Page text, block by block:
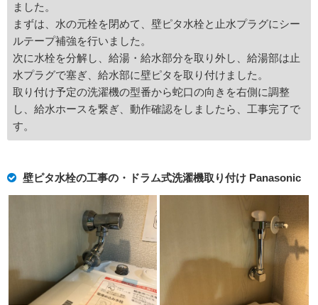
ました。
まずは、水の元栓を閉めて、壁ピタ水栓と止水プラグにシー
ルテープ補強を行いました。
次に水栓を分解し、給湯・給水部分を取り外し、給湯部は止
水プラグで塞ぎ、給水部に壁ピタを取り付けました。
取り付け予定の洗濯機の型番から蛇口の向きを右側に調整
し、給水ホースを繋ぎ、動作確認をしましたら、工事完了で
す。
壁ピタ水栓の工事の・ドラム式洗濯機取り付け Panasonic